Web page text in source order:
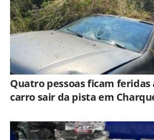
Quatro pessoas ficam feridas
carro sair da pista em